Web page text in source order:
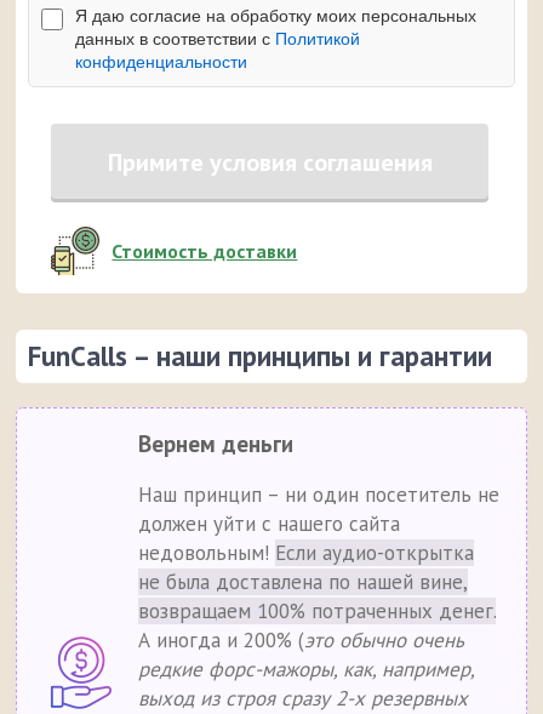
Я даю согласие на обработку моих персональных
данных в соответствии с Политикой
конфиденциальности
Примите условия соглашения
Стоимость доставки
FunCalls – наши принципы и гарантии
Вернем деньги
Наш принцип – ни один посетитель не
должен уйти с нашего сайта
недовольным! Если аудио-открытка
не была доставлена по нашей вине,
возвращаем 100% потраченных денег.
А иногда и 200% (это обычно очень
редкие форс-мажоры, как, например,
выход из строя сразу 2-х резервных